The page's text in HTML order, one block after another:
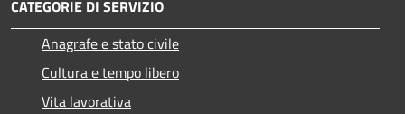
CATEGORIE DI SERVIZIO
Anagrafe e stato civile
Cultura e tempo libero
Vita lavorativa